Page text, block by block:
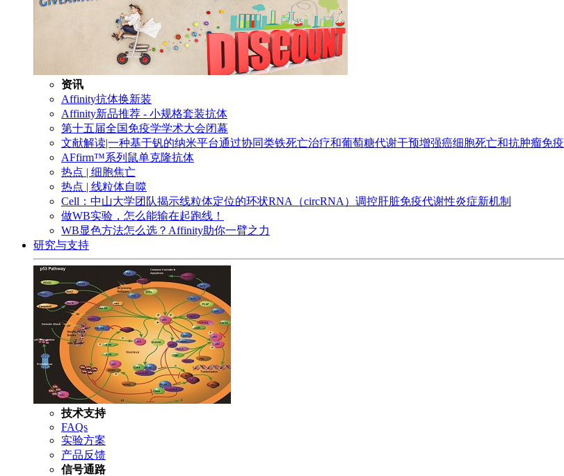
资讯
Affinity抗体换新装
Affinity新品推荐 - 小规格套装抗体
第十五届全国免疫学学术大会闭幕
文献解读|一种基于钒的纳米平台通过协同类铁死亡治疗和葡萄糖代谢干预增强癌细胞死亡和抗肿瘤免疫
AFfirm™系列鼠单克隆抗体
热点 | 细胞焦亡
热点 | 线粒体自噬
Cell：中山大学团队揭示线粒体定位的环状RNA（circRNA）调控肝脏免疫代谢性炎症新机制
做WB实验，怎么能输在起跑线！
WB显色方法怎么选？Affinity助你一臂之力
研究与支持
技术支持
FAQs
实验方案
产品反馈
信号通路